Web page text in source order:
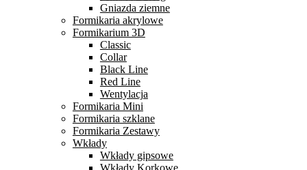
Gniazda ziemne
Formikaria akrylowe
Formikarium 3D
Classic
Collar
Black Line
Red Line
Wentylacja
Formikaria Mini
Formikaria szklane
Formikaria Zestawy
Wkłady
Wkłady gipsowe